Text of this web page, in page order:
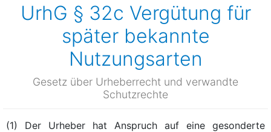
UrhG § 32c Vergütung für
später bekannte
Nutzungsarten
Gesetz über Urheberrecht und verwandte
Schutzrechte
(1) Der Urheber hat Anspruch auf eine gesonderte